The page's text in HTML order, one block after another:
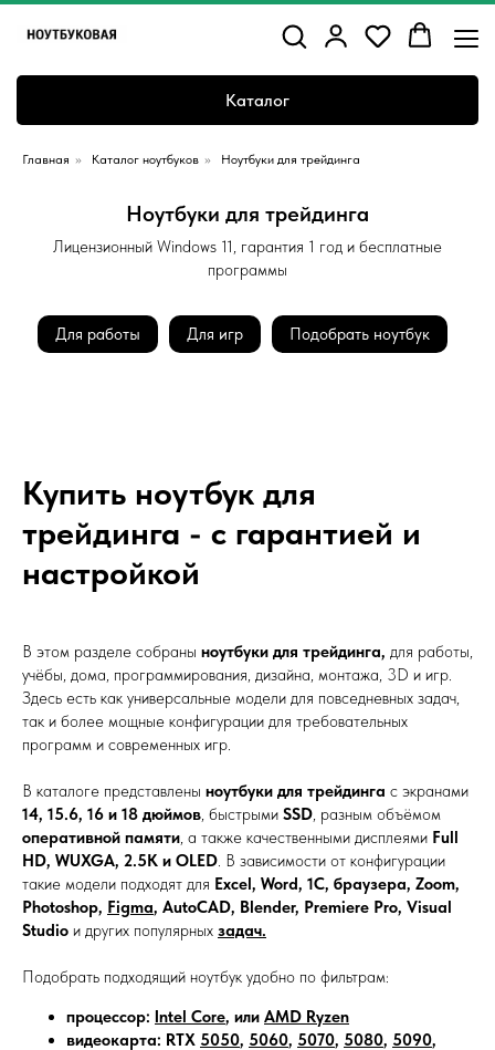
Каталог
Главная » Каталог ноутбуков » Ноутбуки для трейдинга
Ноутбуки для трейдинга
Лицензионный Windows 11, гарантия 1 год и бесплатные
программы
Для работы Для игр Подобрать ноутбук
Купить ноутбук для
трейдинга - с гарантией и
настройкой
В этом разделе собраны ноутбуки для трейдинга, для работы,
учёбы, дома, программирования, дизайна, монтажа, 3D и игр.
Здесь есть как универсальные модели для повседневных задач,
так и более мощные конфигурации для требовательных
программ и современных игр.
В каталоге представлены ноутбуки для трейдинга с экранами
14, 15.6, 16 и 18 дюймов, быстрыми SSD, разным объёмом
оперативной памяти, а также качественными дисплеями Full
HD, WUXGA, 2.5K и OLED. В зависимости от конфигурации
такие модели подходят для Excel, Word, 1С, браузера, Zoom,
Photoshop, Figma, AutoCAD, Blender, Premiere Pro, Visual
Studio и других популярных задач.
Подобрать подходящий ноутбук удобно по фильтрам:
процессор: Intel Core, или AMD Ryzen
видеокарта: RTX 5050, 5060, 5070, 5080, 5090,